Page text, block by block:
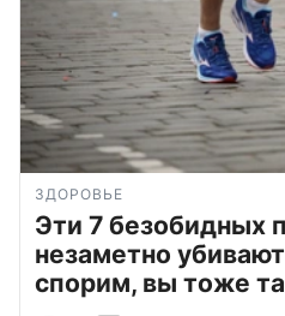
ЗДОРОВЬЕ
Эти 7 безобидных
незаметно
спорим, вы тоже